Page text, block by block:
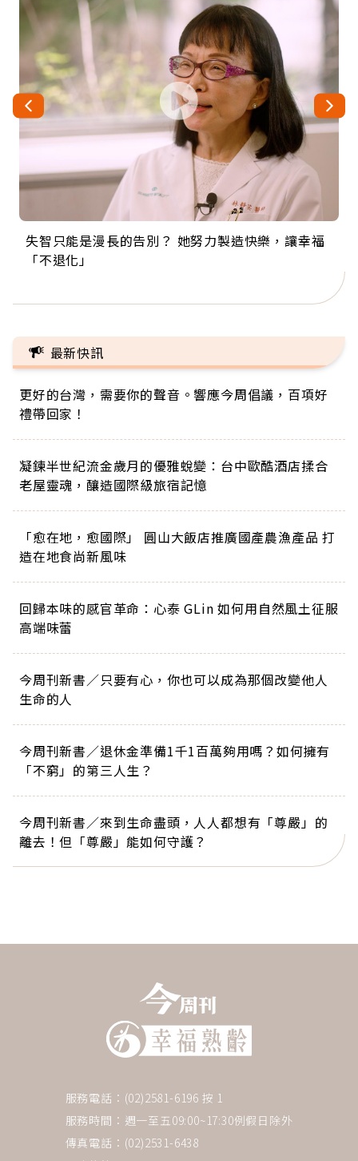
失智只能是漫長的告別？ 她努力製造快樂，讓幸福
「不退化」
來自剛果的巧克力神父 為台灣奉獻36年 「台灣是我
的家，我連作夢都講台語！」
63歲卸矽谷副總、搬回台灣找快樂！「蛋黃哥小
丑」走進安養院，逗樂上萬爺奶：退休後才開始真
104歲打破金氏世界紀錄 成為全球最年長羽球選
手，分享長壽的秘密原來是「這個」
事業巔峰他選擇追夢…黑手阿伯拉小提琴還登上小
巨蛋！連CNN都大讚！
最新快訊
更好的台灣，需要你的聲音。響應今周倡議，百項好
禮帶回家！
凝鍊半世紀流金歲月的優雅蛻變：台中歐酷酒店揉合
老屋靈魂，釀造國際級旅宿記憶
「愈在地，愈國際」 圓山大飯店推廣國產農漁產品 打
造在地食尚新風味
回歸本味的感官革命：心泰 GLin 如何用自然風土征服
高端味蕾
今周刊新書／只要有心，你也可以成為那個改變他人
生命的人
今周刊新書／退休金準備1千1百萬夠用嗎？如何擁有
「不窮」的第三人生？
今周刊新書／來到生命盡頭，人人都想有「尊嚴」的
離去！但「尊嚴」能如何守護？
服務電話：(02)2581-6196 按 1
服務時間：週一至五09:00~17:30例假日除外
傳真電話：(02)2531-6438